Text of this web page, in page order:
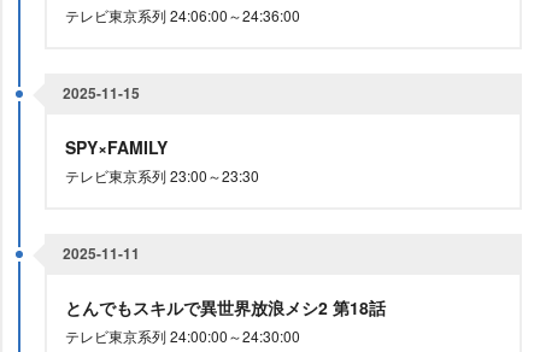
テレビ東京系列 24:06:00～24:36:00
2025-11-15
SPY×FAMILY
テレビ東京系列 23:00～23:30
2025-11-11
とんでもスキルで異世界放浪メシ2 第18話
テレビ東京系列 24:00:00～24:30:00